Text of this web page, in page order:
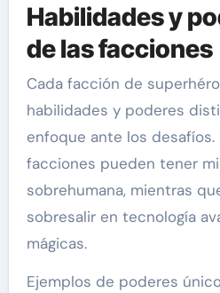
Habilidades y
de las facciones
Cada facción de
habilidades y poderes
enfoque ante los desafíos.
facciones pueden tener
sobrehumana, mientras
sobresalir en tecnología
mágicas.
Ejemplos de poderes